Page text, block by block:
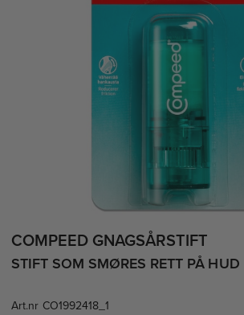
COMPEED GNAGSÅRSTIFT
STIFT SOM SMØRES RETT PÅ HUD
Art.nr CO1992418_1